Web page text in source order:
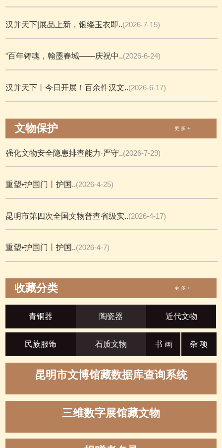
汉并天下|展品上新，银缕玉衣即..(2026-7-15)
“百年铸魂，翰墨春城——庆祝中..(2026-6-24)
汉并天下丨今日开展！百余件汉文..(2026-6-17)
文物保护 更 多 +
强化文物安全隐患排查能力·严守..(2026-7-29)
重塑•护国门丨护国..(2026-4-25)
昆明市第四次全国文物普查省级实..(2026-4-17)
重塑•护国门丨护国..(2026-4-7)
收藏分类 更 多 +
青铜器 陶瓷器 近代文物
民族服饰 石质文物 书 画 杂 项
昆明市文博馆藏数据库查询系统
三维数字展馆藏文物